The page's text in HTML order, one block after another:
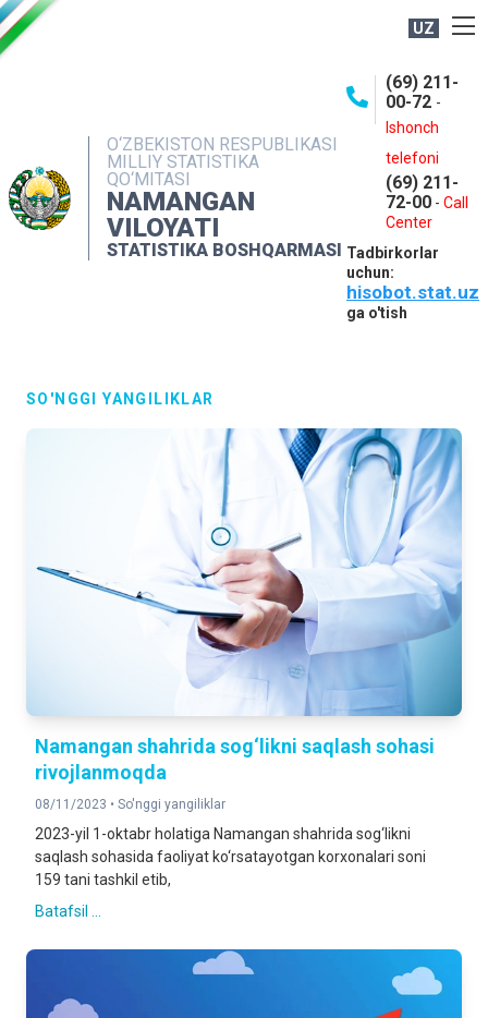
UZ
O‘ZBEKISTON RESPUBLIKASI
MILLIY STATISTIKA
QO‘MITASI
NAMANGAN
VILOYATI
STATISTIKA BOSHQARMASI
(69) 211-
00-72 -
Ishonch
telefoni
(69) 211-
72-00 - Call
Center
Tadbirkorlar
uchun:
hisobot.stat.uz
ga o'tish
NASHRLAR
INTERAKTIV XIZMATLAR
MATBUOT XIZMATI
MUROJAATLAR
SO'NGGI YANGILIKLAR
Namangan shahrida sog‘likni saqlash sohasi
rivojlanmoqda
08/11/2023 • So'nggi yangiliklar
2023-yil 1-oktabr holatiga Namangan shahrida sog‘likni
saqlash sohasida faoliyat ko‘rsatayotgan korxonalari soni
159 tani tashkil etib,
Batafsil ...